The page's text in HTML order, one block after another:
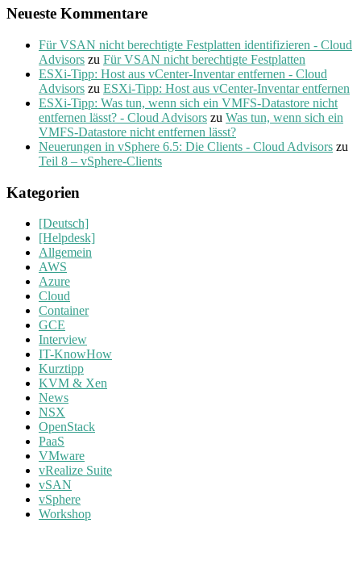
Neueste Kommentare
Für VSAN nicht berechtigte Festplatten identifizieren - Cloud
Advisors zu Für VSAN nicht berechtigte Festplatten
ESXi-Tipp: Host aus vCenter-Inventar entfernen - Cloud
Advisors zu ESXi-Tipp: Host aus vCenter-Inventar entfernen
ESXi-Tipp: Was tun, wenn sich ein VMFS-Datastore nicht
entfernen lässt? - Cloud Advisors zu Was tun, wenn sich ein
VMFS-Datastore nicht entfernen lässt?
Neuerungen in vSphere 6.5: Die Clients - Cloud Advisors zu
Teil 8 – vSphere-Clients
Kategorien
[Deutsch]
[Helpdesk]
Allgemein
AWS
Azure
Cloud
Container
GCE
Interview
IT-KnowHow
Kurztipp
KVM & Xen
News
NSX
OpenStack
PaaS
VMware
vRealize Suite
vSAN
vSphere
Workshop